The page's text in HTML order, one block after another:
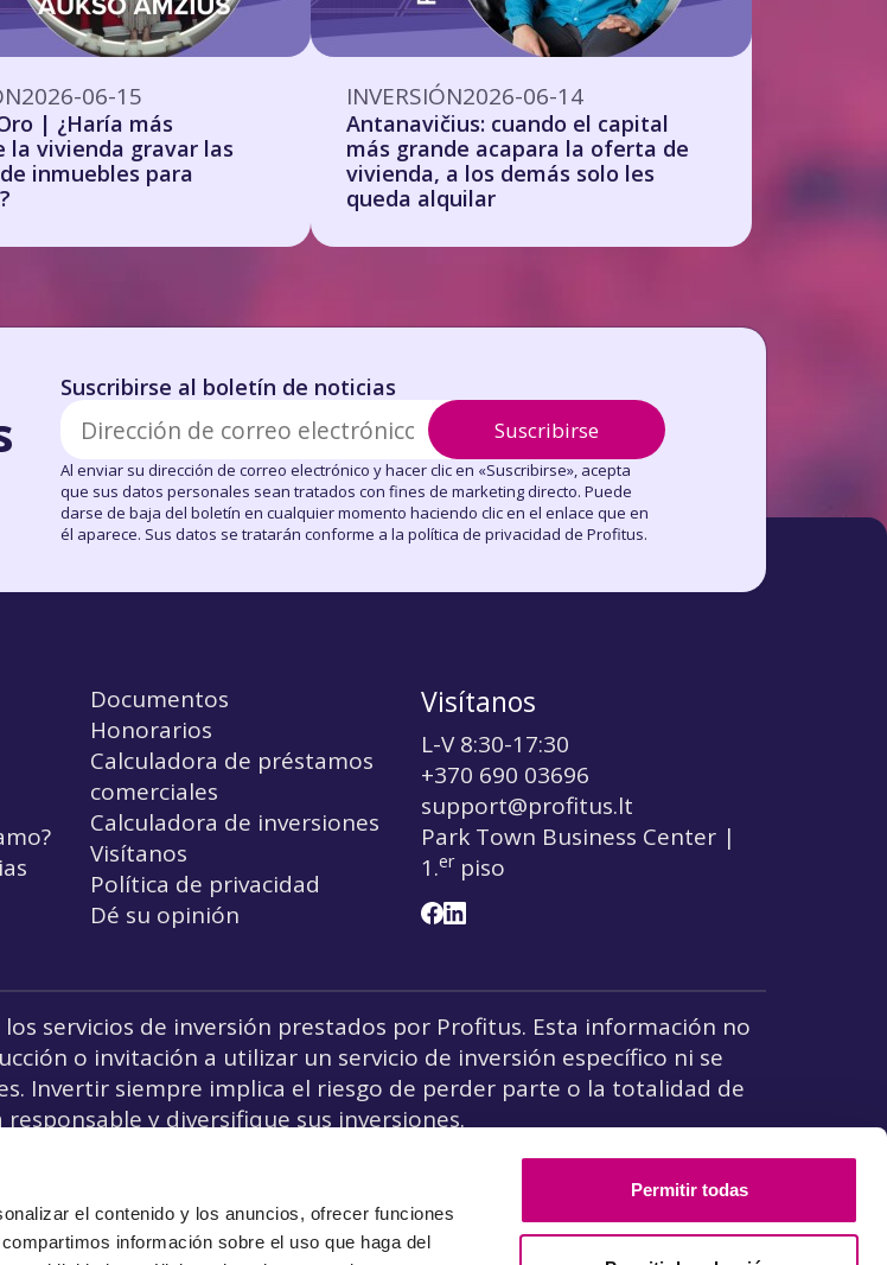
el contenido y los anuncios, ofrecer funciones
información sobre el uso que haga del
Permitir todas
2026-06-15
| ¿Haría más
la vivienda gravar las
inmuebles para
INVERSIÓN2026-06-14
Antanavičius: cuando el capital
más grande acapara la oferta de
vivienda, a los demás solo les
queda alquilar
Suscribirse al boletín de noticias
Suscribirse
Al enviar su dirección de correo electrónico y hacer clic en «Suscribirse», acepta
que sus datos personales sean tratados con fines de marketing directo. Puede
darse de baja del boletín en cualquier momento haciendo clic en el enlace que en
él aparece. Sus datos se tratarán conforme a la política de privacidad de Profitus.
Documentos
Honorarios
Calculadora de préstamos
comerciales
Calculadora de inversiones
Visítanos
Política de privacidad
Dé su opinión
Visítanos
L-V 8:30-17:30
+370 690 03696
support@profitus.lt
Park Town Business Center |
1.erpiso
servicios de inversión prestados por Profitus. Esta información no
o invitación a utilizar un servicio de inversión específico ni se
Invertir siempre implica el riesgo de perder parte o la totalidad de
y diversifique sus inversiones.